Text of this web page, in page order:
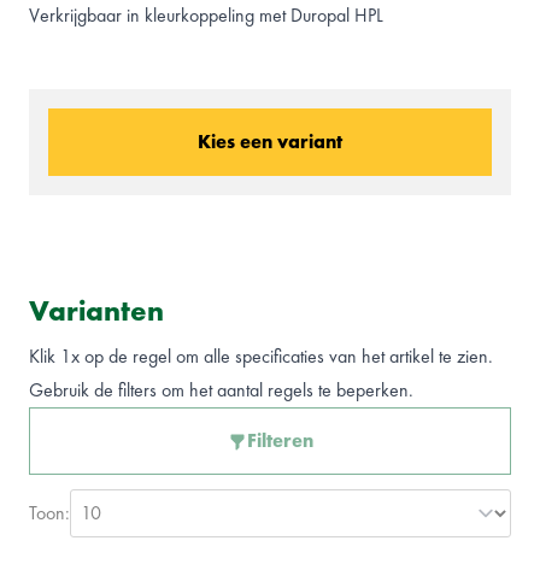
Verkrijgbaar in kleurkoppeling metDuropal HPL
Kies een variant
Varianten
Klik 1x op de regel om alle specificaties van het artikel te zien.
Gebruik de filters om het aantal regels te beperken.
Filteren
Toon: